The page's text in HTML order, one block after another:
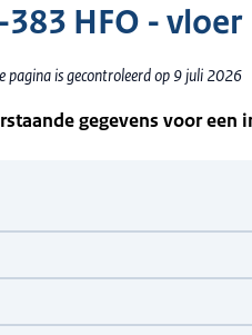
383 HFO - vloer
pagina is gecontroleerd op 9 juli 2026
gegevens voor een